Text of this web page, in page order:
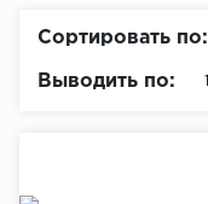
Сортировать по:
Выводить по: